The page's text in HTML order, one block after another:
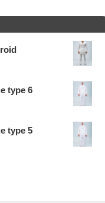
type 6
type 5